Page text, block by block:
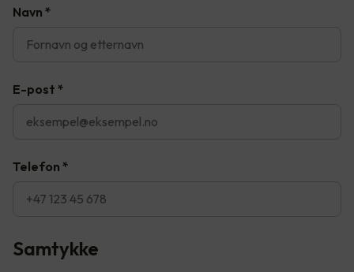
Navn *
E-post *
Telefon *
Samtykke